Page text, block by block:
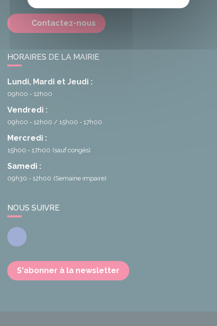
Contactez-nous
HORAIRES DE LA MAIRIE
Lundi, Mardi et Jeudi :
09h00 - 12h00
Vendredi :
09h00 - 12h00 15h00 - 17h00
Mercredi :
15h00 - 17h00 (sauf congés)
Samedi :
09h30 - 12h00 (Semaine impaire)
NOUS SUIVRE
Facebook
S'abonner à la newsletter